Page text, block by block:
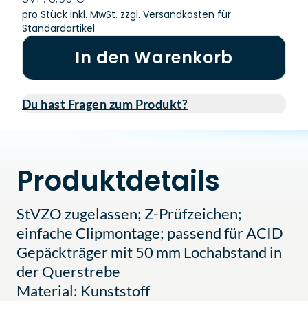
pro Stück inkl. MwSt. zzgl. Versandkosten für
Standardartikel
In den Warenkorb
Du hast Fragen zum Produkt?
Produktdetails
StVZO zugelassen; Z-Prüfzeichen;
einfache Clipmontage; passend für ACID
Gepäckträger mit 50 mm Lochabstand in
der Querstrebe
Material: Kunststoff